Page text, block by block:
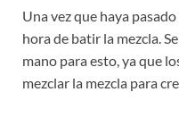
Una vez que haya
hora de batir la mezcla.
mano para esto, ya que
mezclar la mezcla para